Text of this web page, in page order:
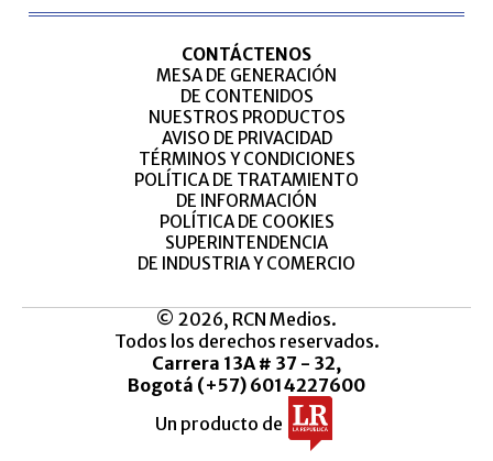
CONTÁCTENOS
MESA DE GENERACIÓN
DE CONTENIDOS
NUESTROS PRODUCTOS
AVISO DE PRIVACIDAD
TÉRMINOS Y CONDICIONES
POLÍTICA DE TRATAMIENTO
DE INFORMACIÓN
POLÍTICA DE COOKIES
SUPERINTENDENCIA
DE INDUSTRIA Y COMERCIO
© 2026, RCN Medios.
Todos los derechos reservados.
Carrera 13A # 37 - 32,
Bogotá (+57) 6014227600
Un producto de